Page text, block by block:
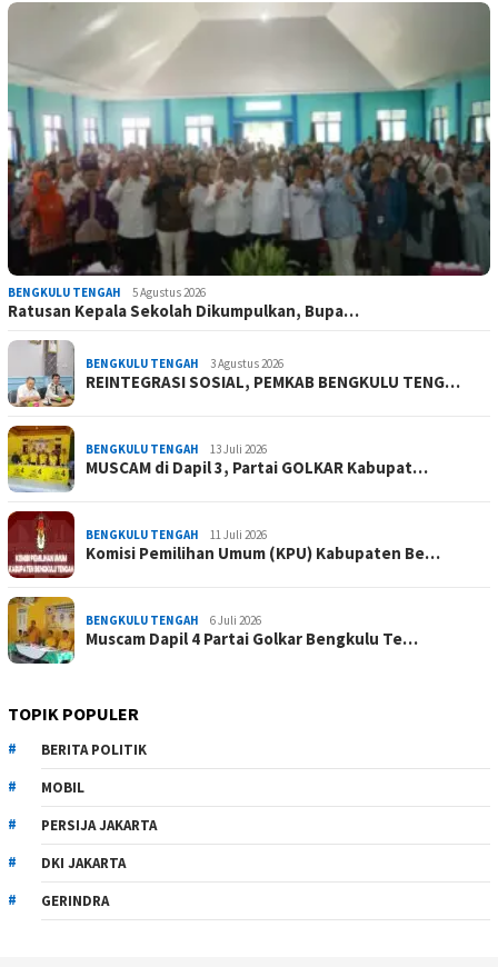
BENGKULU TENGAH 5 Agustus 2026
Ratusan Kepala Sekolah Dikumpulkan, Bupa…
BENGKULU TENGAH 3 Agustus 2026
REINTEGRASI SOSIAL, PEMKAB BENGKULU TENG…
BENGKULU TENGAH 13 Juli 2026
MUSCAM di Dapil 3, Partai GOLKAR Kabupat…
BENGKULU TENGAH 11 Juli 2026
Komisi Pemilihan Umum (KPU) Kabupaten Be…
BENGKULU TENGAH 6 Juli 2026
Muscam Dapil 4 Partai Golkar Bengkulu Te…
TOPIK POPULER
BERITA POLITIK
MOBIL
PERSIJA JAKARTA
DKI JAKARTA
GERINDRA